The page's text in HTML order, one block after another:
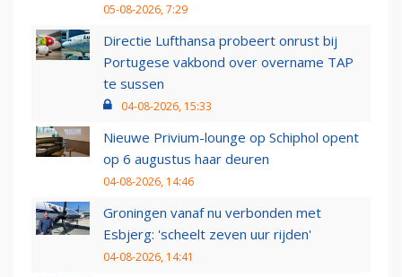
05-08-2026, 7:29
Directie Lufthansa probeert onrust bij
Portugese vakbond over overname TAP
te sussen
04-08-2026, 15:33
Nieuwe Privium-lounge op Schiphol opent
op 6 augustus haar deuren
04-08-2026, 14:46
Groningen vanaf nu verbonden met
Esbjerg: 'scheelt zeven uur rijden'
04-08-2026, 14:41